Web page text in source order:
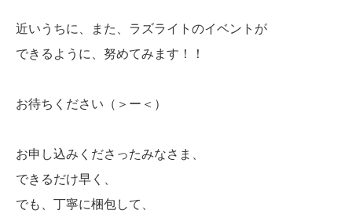
近いうちに、また、ラズライトのイベントが
できるように、努めてみます！！
お待ちください（＞ー＜）
お申し込みくださったみなさま、
できるだけ早く、
でも、丁寧に梱包して、